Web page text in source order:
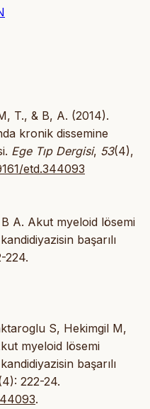
T., & B, A. (2014).
kronik dissemine
Ege Tıp Dergisi, 53(4),
etd.344093
A. Akut myeloid lösemi
başarılı
224.
S, Hekimgil M,
myeloid lösemi
başarılı
222-24.
.